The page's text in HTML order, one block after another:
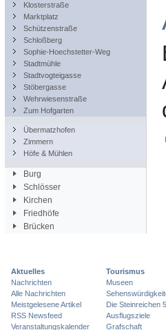
Klosterstraße
Marktplatz
Schützenstraße
Schloßberg
Sophie-Hoechstetter-Weg
Stadtmühle
Stadtvogteigasse
Stöbergasse
Wehrwiesenstraße
Zum Hofgarten
Übermatzhofen
Zimmern
Höfe & Mühlen
Burg
Schlösser
Kirchen
Friedhöfe
Brücken
Aktuelles
Nachrichten
Alle Nachrichten
Meistgelesene Artikel
RSS Newsfeed
Veranstaltungskalender
Tourismus
Museen
Die Steinreichen 5
Ausflugsziele
Grafschaft